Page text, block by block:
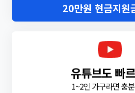
20만원 현금지원
유튜브도 빠
1~2인 가구라면 충